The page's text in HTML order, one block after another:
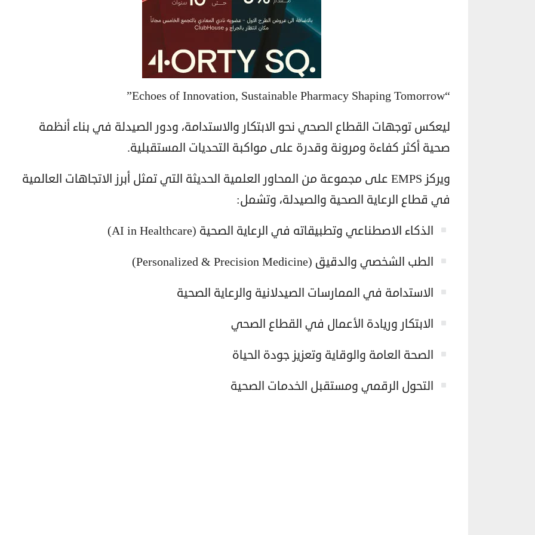
“Echoes of Innovation, Sustainable Pharmacy Shaping Tomorrow”
ليعكس توجهات القطاع الصحي نحو الابتكار والاستدامة، ودور الصيدلة في بناء أنظمة
صحية أكثر كفاءة ومرونة وقدرة على مواكبة التحديات المستقبلية.
ويركز EMPS على مجموعة من المحاور العلمية الحديثة التي تمثل أبرز الاتجاهات العالمية
في قطاع الرعاية الصحية والصيدلة، وتشمل:
الذكاء الاصطناعي وتطبيقاته في الرعاية الصحية (AI in Healthcare)
الطب الشخصي والدقيق (Personalized & Precision Medicine)
الاستدامة في الممارسات الصيدلانية والرعاية الصحية
الابتكار وريادة الأعمال في القطاع الصحي
الصحة العامة والوقاية وتعزيز جودة الحياة
التحول الرقمي ومستقبل الخدمات الصحية